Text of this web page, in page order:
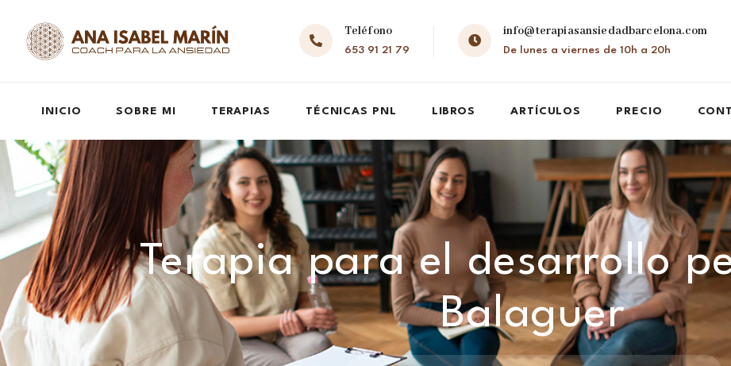
Teléfono
653 91 21 79
info@terapiasansiedadbarcelona.com
De lunes a viernes de 10h a 20h
INICIO SOBRE MI TERAPIAS TÉCNICAS PNL LIBROS ARTÍCULOS PRECIO
Terapia para el desarrollo
Balaguer